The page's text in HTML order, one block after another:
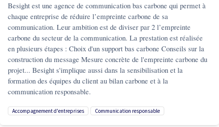
Besight est une agence de communication bas carbone qui permet à
chaque entreprise de réduire l’empreinte carbone de sa
communication. Leur ambition est de diviser par 2 l’empreinte
carbone du secteur de la communication. La prestation est réalisée
en plusieurs étapes : Choix d'un support bas carbone Conseils sur la
construction du message Mesure concrète de l'empreinte carbone du
projet... Besight s'implique aussi dans la sensibilisation et la
formation des équipes du client au bilan carbone et à la
communication responsable.
accompagnement d'entreprises communication responsable